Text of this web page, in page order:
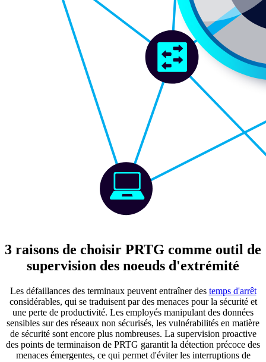
3 raisons de choisir PRTG comme outil de
supervision des noeuds d'extrémité
Les défaillances des terminaux peuvent entraîner des temps d'arrêt
considérables, qui se traduisent par des menaces pour la sécurité et
une perte de productivité. Les employés manipulant des données
sensibles sur des réseaux non sécurisés, les vulnérabilités en matière
de sécurité sont encore plus nombreuses. La supervision proactive
des points de terminaison de PRTG garantit la détection précoce des
menaces émergentes, ce qui permet d'éviter les interruptions de